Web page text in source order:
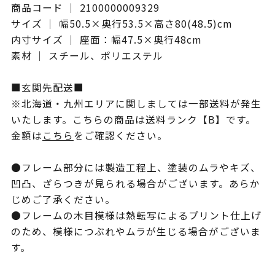
商品コード ｜ 2100000009329
サイズ ｜ 幅50.5×奥行53.5×高さ80(48.5)cm
内寸サイズ ｜ 座面：幅47.5×奥行48cm
素材 ｜ スチール、ポリエステル
■玄関先配送■
※北海道・九州エリアに関しましては一部送料が発生
いたします。こちらの商品は送料ランク【B】です。
金額はこちらをご確認ください。
●フレーム部分には製造工程上、塗装のムラやキズ、
凹凸、ざらつきが見られる場合がございます。あらか
じめご了承ください。
●フレームの木目模様は熱転写によるプリント仕上げ
のため、模様につぶれやムラが生じる場合がございま
す。